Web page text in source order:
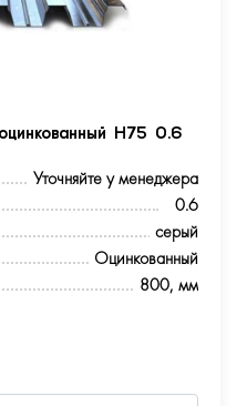
Н75 0.6
Уточняйте у менеджера
0.6
серый
Оцинкованный
800, мм